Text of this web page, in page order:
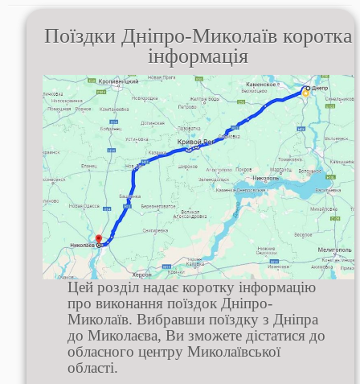
Поїздки Дніпро-Миколаїв коротка
інформація
Цей розділ надає коротку інформацію
про виконання поїздок Дніпро-
Миколаїв. Вибравши поїздку з Дніпра
до Миколаєва, Ви зможете дістатися до
обласного центру Миколаївської
області.